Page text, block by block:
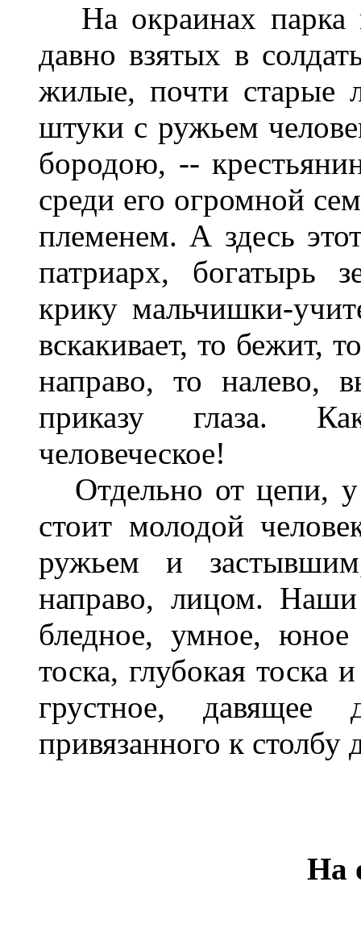
На окраинах парка
давно взятых в
жилые, почти старые
штуки с ружьем
бородою, --
среди его огромной
племенем. А здесь
патриарх, богатырь
крику мальчишки-
вскакивает, то бежит,
направо, то налево,
приказу глаза.
человеческое!
Отдельно от цепи, у
стоит молодой
ружьем и
направо, лицом. Наши
бледное, умное,
тоска, глубокая тоска
грустное,
привязанного к
На